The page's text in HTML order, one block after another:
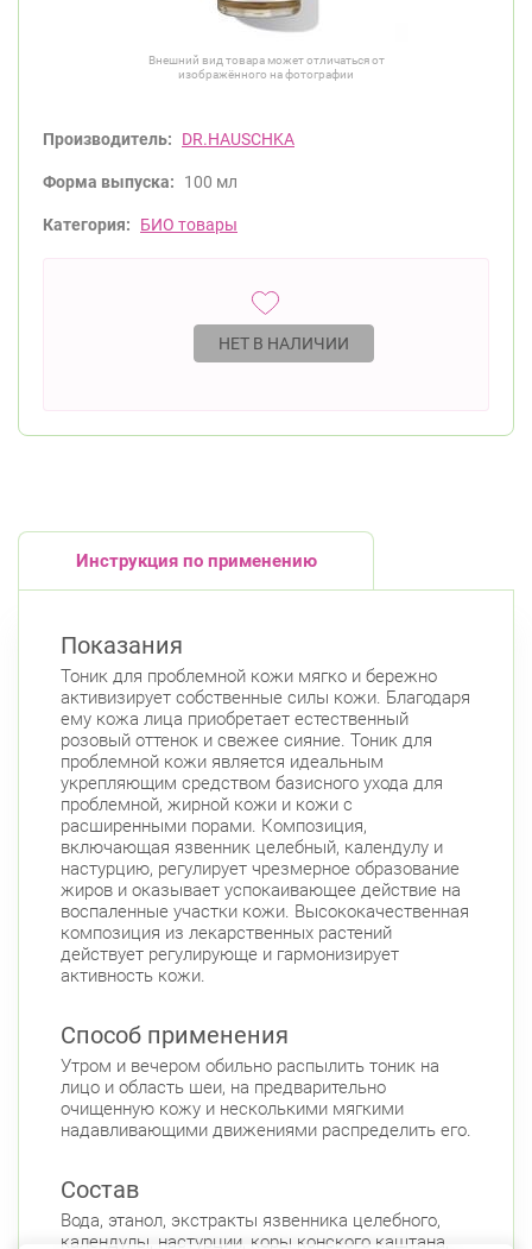
Внешний вид товара может отличаться от
изображённого на фотографии
Производитель: DR.HAUSCHKA
Форма выпуска: 100 мл
Категория: БИО товары
НЕТ В НАЛИЧИИ
Инструкция по применению
Показания
Тоник для проблемной кожи мягко и бережно
активизирует собственные силы кожи. Благодаря
ему кожа лица приобретает естественный
розовый оттенок и свежее сияние. Тоник для
проблемной кожи является идеальным
укрепляющим средством базисного ухода для
проблемной, жирной кожи и кожи с
расширенными порами. Композиция,
включающая язвенник целебный, календулу и
настурцию, регулирует чрезмерное образование
жиров и оказывает успокаивающее действие на
воспаленные участки кожи. Высококачественная
композиция из лекарственных растений
действует регулирующе и гармонизирует
активность кожи.
Способ применения
Утром и вечером обильно распылить тоник на
лицо и область шеи, на предварительно
очищенную кожу и несколькими мягкими
надавливающими движениями распределить его.
Состав
Вода, этанол, экстракты язвенника целебного,
календулы, настурции, коры конского каштана,